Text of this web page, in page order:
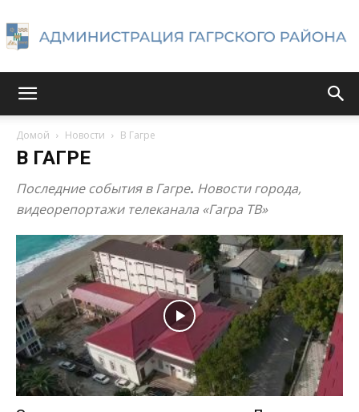
района
Домой Новости В Гагре
В ГАГРЕ
Последние события в Гагре. Новости города,
видеорепортажи телеканала «Гагра ТВ»